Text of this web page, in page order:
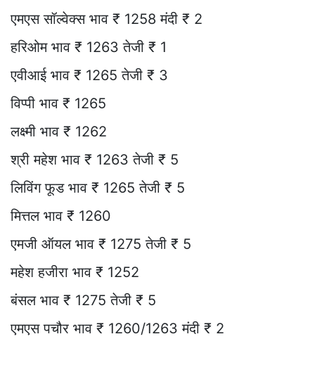
एमएस सॉल्वेक्स भाव ₹ 1258 मंदी ₹ 2
हरिओम भाव ₹ 1263 तेजी ₹ 1
एवीआई भाव ₹ 1265 तेजी ₹ 3
विप्पी भाव ₹ 1265
लक्ष्मी भाव ₹ 1262
श्री महेश भाव ₹ 1263 तेजी ₹ 5
लिविंग फूड भाव ₹ 1265 तेजी ₹ 5
मित्तल भाव ₹ 1260
एमजी ऑयल भाव ₹ 1275 तेजी ₹ 5
महेश हजीरा भाव ₹ 1252
बंसल भाव ₹ 1275 तेजी ₹ 5
एमएस पचौर भाव ₹ 1260/1263 मंदी ₹ 2